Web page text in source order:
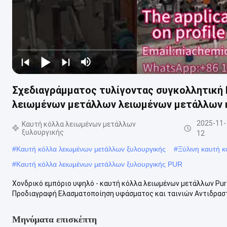
Σχεδιαγράμματος τυλίγοντας
λειωμένων μετάλλων λειωμένων μετάλλων
Καυτή κόλλα λειωμένων μετάλλων
ξυλουργικής
2025-11-
12
#Καυτή κόλλα λειωμένων μετάλλων ξυλουργικής #Ξύλινη καυτή
#Καυτή κόλλα λειωμένων μετάλλων ξυλουργικής PUR
Χονδρικό εμπόριο υψηλό - καυτή κόλλα λειωμένων μετάλλων
Προδιαγραφή Ελασματοποίηση υφάσματος και ταινιών
Μηνύματα επισκέπτη